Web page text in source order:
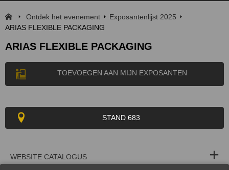
Ontdek het evenement
Exposantenlijst 2025
ARIAS FLEXIBLE PACKAGING
ARIAS FLEXIBLE PACKAGING
TOEVOEGEN AAN MIJN EXPOSANTEN
STAND 683
WEBSITE CATALOGUS